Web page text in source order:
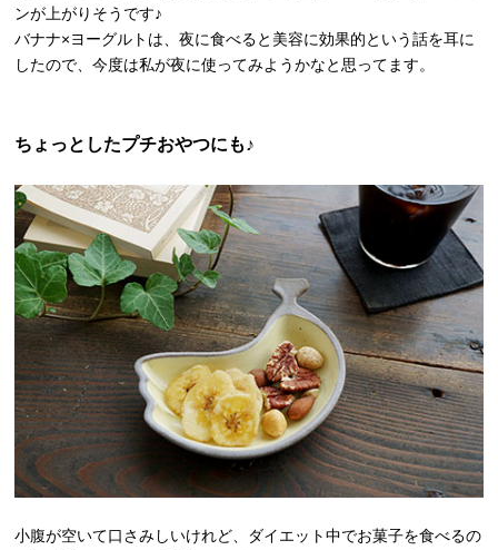
ンが上がりそうです♪
バナナ×ヨーグルトは、夜に食べると美容に効果的という話を耳に
したので、今度は私が夜に使ってみようかなと思ってます。
ちょっとしたプチおやつにも♪
小腹が空いて口さみしいけれど、ダイエット中でお菓子を食べるの